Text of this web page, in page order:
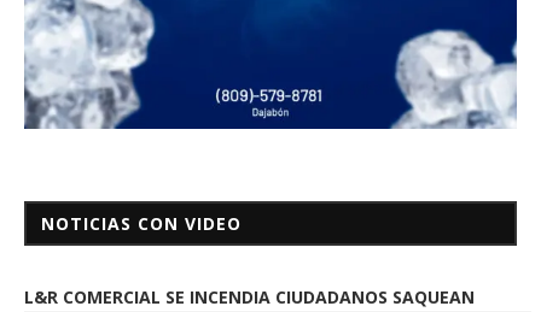
NOTICIAS CON VIDEO
L&R COMERCIAL SE INCENDIA CIUDADANOS SAQUEAN